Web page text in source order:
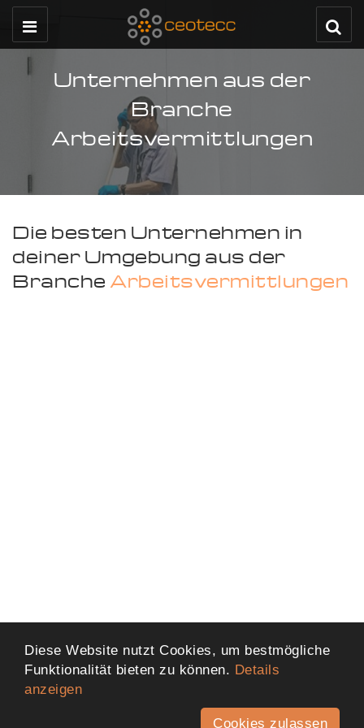
Unternehmen aus der
Branche
Arbeitsvermittlungen
Die besten Unternehmen in
deiner Umgebung aus der
Branche Arbeitsvermittlungen
Diese Website nutzt Cookies, um bestmögliche
Funktionalität bieten zu können. Details
anzeigen
Cookies zulassen